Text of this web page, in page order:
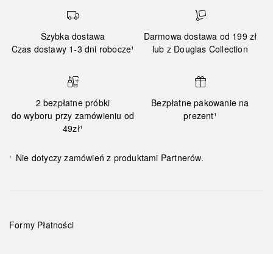
Szybka dostawa
Czas dostawy 1-3 dni robocze¹
Darmowa dostawa od 199 zł
lub z Douglas Collection
2 bezpłatne próbki
do wyboru przy zamówieniu od
49zł¹
Bezpłatne pakowanie na
prezent¹
¹ Nie dotyczy zamówień z produktami Partnerów.
Formy Płatności